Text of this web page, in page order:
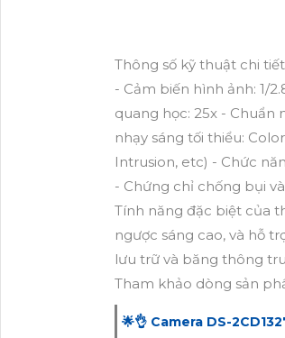
Thông số kỹ thuật chi
- Cảm biến hình ảnh: 1/
quang học: 25x - Chuẩn
nhạy sáng tối thiểu:
Intrusion, etc) - Chức
- Chứng chỉ chống bụi
Tính năng đặc biệt của
ngược sáng cao, và hỗ
lưu trữ và băng thông
Tham khảo dòng sản
🌟👌 Camera DS-